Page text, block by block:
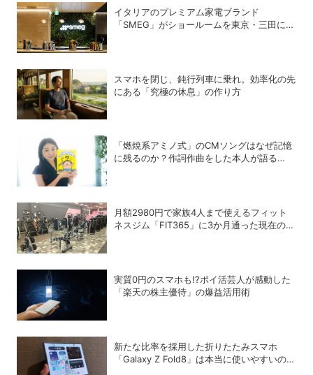
イタリアのプレミアム家電ブランド
「SMEG」がショールームを東京・三田にオ
スマホを閉じ、鈍行列車に乗れ。効率化の先
にある「究極の休息」の作り方
「燃焼系アミノ式」のCMソングはなぜ記憶
に残るのか？作詞作曲をした本人が語る
月額2980円で家族4人まで使えるフィット
ネスジム「FIT365」に3か月通った現在のリ
実質0円のスマホも!?ポイ活芸人が感動した
「楽天の株主優待」の爆益活用術
新たな比率を採用した折りたたみスマホ
「Galaxy Z Fold8」は本当に使いやすいの